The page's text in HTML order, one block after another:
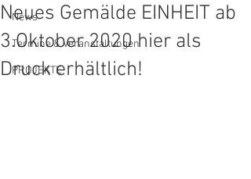
News
Termine & Veranstaltungen
PROJEKTE
Neues Gemälde EINHEIT ab
3.Oktober 2020 hier als
Druck erhältlich!